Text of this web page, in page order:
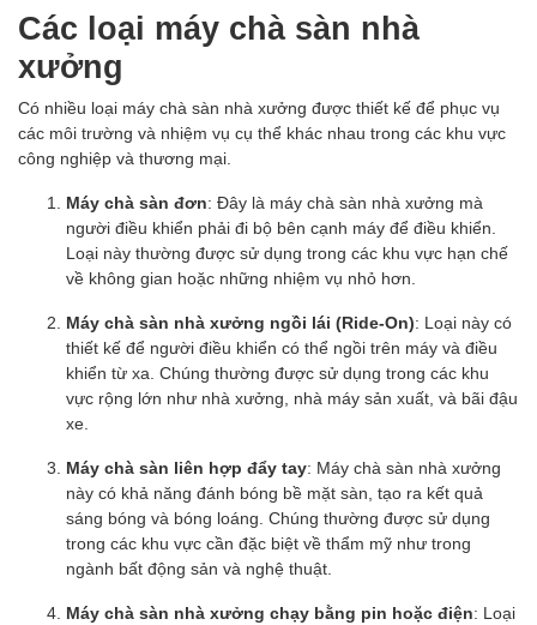
Các loại máy chà sàn nhà
xưởng
Có nhiều loại máy chà sàn nhà xưởng được thiết kế để phục vụ
các môi trường và nhiệm vụ cụ thể khác nhau trong các khu vực
công nghiệp và thương mại.
Máy chà sàn đơn: Đây là máy chà sàn nhà xưởng mà
người điều khiển phải đi bộ bên cạnh máy để điều khiển.
Loại này thường được sử dụng trong các khu vực hạn chế
về không gian hoặc những nhiệm vụ nhỏ hơn.
Máy chà sàn nhà xưởng ngồi lái (Ride-On): Loại này có
thiết kế để người điều khiển có thể ngồi trên máy và điều
khiển từ xa. Chúng thường được sử dụng trong các khu
vực rộng lớn như nhà xưởng, nhà máy sản xuất, và bãi đậu
xe.
Máy chà sàn liên hợp đẩy tay: Máy chà sàn nhà xưởng
này có khả năng đánh bóng bề mặt sàn, tạo ra kết quả
sáng bóng và bóng loáng. Chúng thường được sử dụng
trong các khu vực cần đặc biệt về thẩm mỹ như trong
ngành bất động sản và nghệ thuật.
Máy chà sàn nhà xưởng chạy bằng pin hoặc điện: Loại